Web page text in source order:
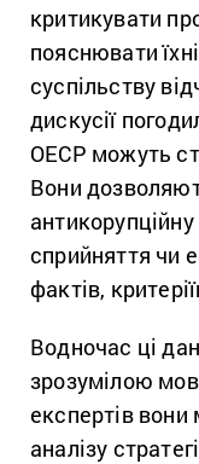
критикувати
пояснювати
суспільству
дискусії
ОЕСР можуть
Вони
сприйняття чи
фактів,
Водночас ці
зрозумілою
експертів
аналізу